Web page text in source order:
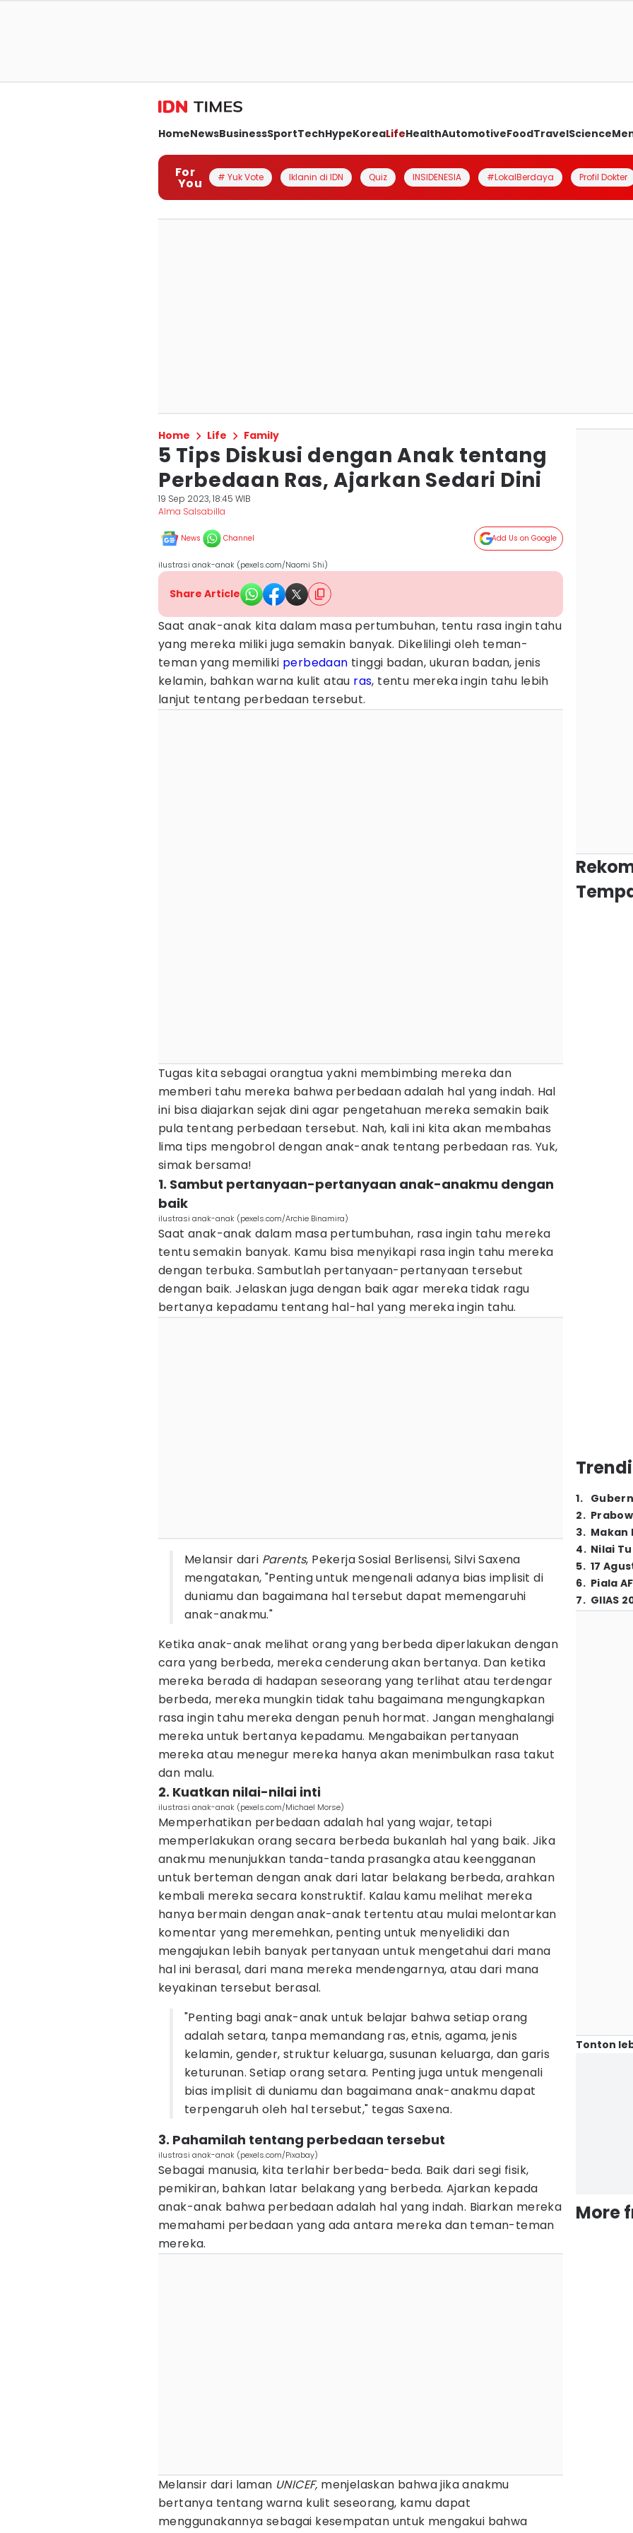
HomeNewsBusinessSportTechHypeKoreaLifeHealthAutomotiveFoodTravelScience
For
You # Yuk Vote Iklanin di IDN Quiz INSIDENESIA #LokalBerdaya Profil Dokter
Home Life Family
5 Tips Diskusi dengan Anak tentang
Perbedaan Ras, Ajarkan Sedari Dini
19 Sep 2023, 18:45 WIB
Alma Salsabilla
News Channel Add Us on Google
ilustrasi anak-anak (pexels.com/Naomi Shi)
Share Article
Saat anak-anak kita dalam masa pertumbuhan, tentu rasa ingin tahu
yang mereka miliki juga semakin banyak. Dikelilingi oleh teman-
teman yang memiliki perbedaan tinggi badan, ukuran badan, jenis
kelamin, bahkan warna kulit atau ras, tentu mereka ingin tahu lebih
lanjut tentang perbedaan tersebut.
Tugas kita sebagai orangtua yakni membimbing mereka dan
memberi tahu mereka bahwa perbedaan adalah hal yang indah. Hal
ini bisa diajarkan sejak dini agar pengetahuan mereka semakin baik
pula tentang perbedaan tersebut. Nah, kali ini kita akan membahas
lima tips mengobrol dengan anak-anak tentang perbedaan ras. Yuk,
simak bersama!
1. Sambut pertanyaan-pertanyaan anak-anakmu dengan
baik
ilustrasi anak-anak (pexels.com/Archie Binamira)
Saat anak-anak dalam masa pertumbuhan, rasa ingin tahu mereka
tentu semakin banyak. Kamu bisa menyikapi rasa ingin tahu mereka
dengan terbuka. Sambutlah pertanyaan-pertanyaan tersebut
dengan baik. Jelaskan juga dengan baik agar mereka tidak ragu
bertanya kepadamu tentang hal-hal yang mereka ingin tahu.
Melansir dari Parents, Pekerja Sosial Berlisensi, Silvi Saxena
mengatakan, "Penting untuk mengenali adanya bias implisit di
duniamu dan bagaimana hal tersebut dapat memengaruhi
anak-anakmu."
Ketika anak-anak melihat orang yang berbeda diperlakukan dengan
cara yang berbeda, mereka cenderung akan bertanya. Dan ketika
mereka berada di hadapan seseorang yang terlihat atau terdengar
berbeda, mereka mungkin tidak tahu bagaimana mengungkapkan
rasa ingin tahu mereka dengan penuh hormat. Jangan menghalangi
mereka untuk bertanya kepadamu. Mengabaikan pertanyaan
mereka atau menegur mereka hanya akan menimbulkan rasa takut
dan malu.
2. Kuatkan nilai-nilai inti
ilustrasi anak-anak (pexels.com/Michael Morse)
Memperhatikan perbedaan adalah hal yang wajar, tetapi
memperlakukan orang secara berbeda bukanlah hal yang baik. Jika
anakmu menunjukkan tanda-tanda prasangka atau keengganan
untuk berteman dengan anak dari latar belakang berbeda, arahkan
kembali mereka secara konstruktif. Kalau kamu melihat mereka
hanya bermain dengan anak-anak tertentu atau mulai melontarkan
komentar yang meremehkan, penting untuk menyelidiki dan
mengajukan lebih banyak pertanyaan untuk mengetahui dari mana
hal ini berasal, dari mana mereka mendengarnya, atau dari mana
keyakinan tersebut berasal.
"Penting bagi anak-anak untuk belajar bahwa setiap orang
adalah setara, tanpa memandang ras, etnis, agama, jenis
kelamin, gender, struktur keluarga, susunan keluarga, dan garis
keturunan. Setiap orang setara. Penting juga untuk mengenali
bias implisit di duniamu dan bagaimana anak-anakmu dapat
terpengaruh oleh hal tersebut," tegas Saxena.
3. Pahamilah tentang perbedaan tersebut
ilustrasi anak-anak (pexels.com/Pixabay)
Sebagai manusia, kita terlahir berbeda-beda. Baik dari segi fisik,
pemikiran, bahkan latar belakang yang berbeda. Ajarkan kepada
anak-anak bahwa perbedaan adalah hal yang indah. Biarkan mereka
memahami perbedaan yang ada antara mereka dan teman-teman
mereka.
Melansir dari laman UNICEF, menjelaskan bahwa jika anakmu
bertanya tentang warna kulit seseorang, kamu dapat
menggunakannya sebagai kesempatan untuk mengakui bahwa
1.
2.
3. Makan
4. Nilai
5. 17
6. Piala
7. GIIAS
Tonton
More